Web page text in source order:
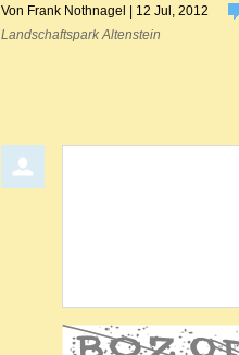
Von Frank Nothnagel | 12 Jul, 2012
Landschaftspark Altenstein